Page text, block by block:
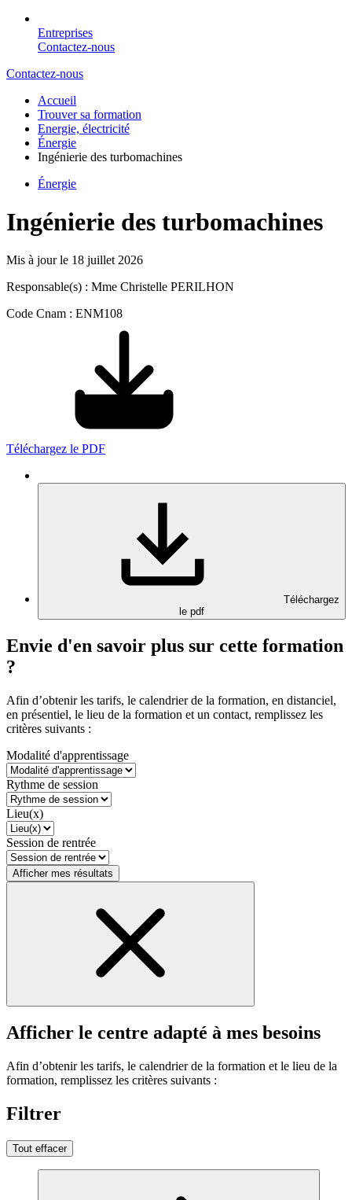
Entreprises
Contactez-nous
Contactez-nous
Accueil
Trouver sa formation
Energie, électricité
Énergie
Ingénierie des turbomachines
Énergie
Ingénierie des turbomachines
Mis à jour le 18 juillet 2026
Responsable(s) : Mme Christelle PERILHON
Code Cnam : ENM108
Téléchargez le PDF
Téléchargez
le pdf
Envie d'en savoir plus sur cette formation
?
Afin d’obtenir les tarifs, le calendrier de la formation, en distanciel,
en présentiel, le lieu de la formation et un contact, remplissez les
critères suivants :
Modalité d'apprentissage
Rythme de session
Lieu(x)
Session de rentrée
Afficher mes résultats
Afficher le centre adapté à mes besoins
Afin d’obtenir les tarifs, le calendrier de la formation et le lieu de la
formation, remplissez les critères suivants :
Filtrer
Tout effacer